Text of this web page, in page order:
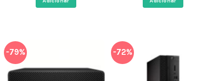
589,00 €.
387,00 €.
-79% -72%